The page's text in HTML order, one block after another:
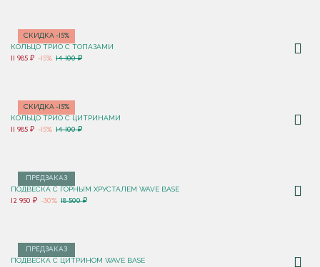
СКИДКА -15%
КОЛЬЦО ТРИО С ТОПАЗАМИ
11 985 ₽ -15% 14 100 ₽
СКИДКА -15%
КОЛЬЦО ТРИО С ЦИТРИНАМИ
11 985 ₽ -15% 14 100 ₽
ПРЕДЗАКАЗ
ПОДВЕСКА С ГОРНЫМ ХРУСТАЛЕМ WAVE BASE
12 950 ₽ -30% 18 500 ₽
ПРЕДЗАКАЗ
ПОДВЕСКА С ЦИТРИНОМ WAVE BASE